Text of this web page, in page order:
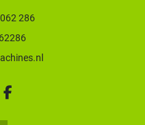
286
facebook